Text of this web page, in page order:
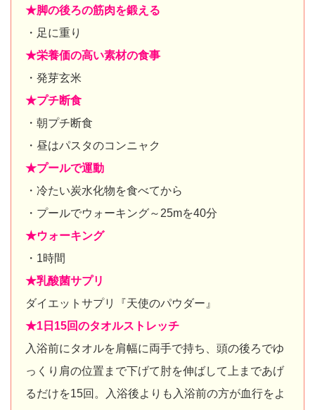
★脚の後ろの筋肉を鍛える
・足に重り
★栄養価の高い素材の食事
・発芽玄米
★プチ断食
・朝プチ断食
・昼はパスタのコンニャク
★プールで運動
・冷たい炭水化物を食べてから
・プールでウォーキング～25mを40分
★ウォーキング
・1時間
★乳酸菌サプリ
ダイエットサプリ『天使のパウダー』
★1日15回のタオルストレッチ
入浴前にタオルを肩幅に両手で持ち、頭の後ろでゆ
っくり肩の位置まで下げて肘を伸ばして上まであげ
るだけを15回。入浴後よりも入浴前の方が血行をよ